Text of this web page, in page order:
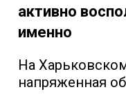
активно
именно
На
напряженная